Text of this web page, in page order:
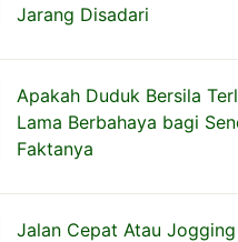
Jarang Disadari
Apakah Duduk Bersila
Lama Berbahaya bagi
Faktanya
Jalan Cepat Atau